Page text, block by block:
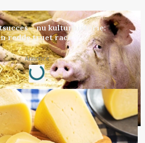
– nu kulturhistorie:
redde truet race
Annonce
Loading...